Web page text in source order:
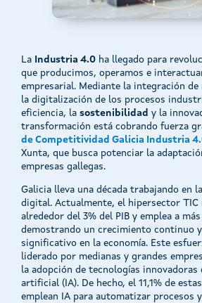
La Industria 4.0 ha llegado para
que producimos, operamos e
empresarial. Mediante la integración de
la digitalización de los procesos
eficiencia, la sostenibilidad y la
transformación está cobrando fuerza
de Competitividad Galicia Industria
Xunta, que busca potenciar la
empresas gallegas.
Galicia lleva una década trabajando en
digital. Actualmente, el hipersector TIC
alrededor del 3% del PIB y emplea a
demostrando un crecimiento continuo
significativo en la economía. Este
liderado por medianas y grandes
la adopción de tecnologías
artificial (IA). De hecho, el 11,1% de
emplean IA para automatizar procesos